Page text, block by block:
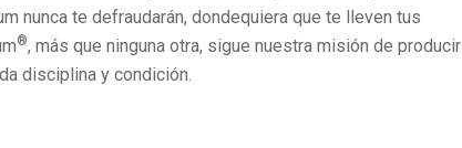
nunca te defraudarán, dondequiera que te lleven tus
®, más que ninguna otra, sigue nuestra misión de producir
disciplina y condición.